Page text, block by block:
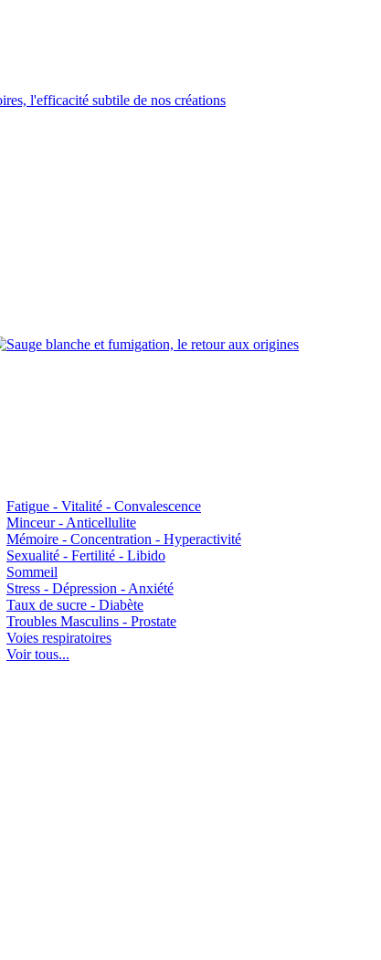
Fatigue - Vitalité - Convalescence
Minceur - Anticellulite
Mémoire - Concentration - Hyperactivité
Sexualité - Fertilité - Libido
Sommeil
Stress - Dépression - Anxiété
Taux de sucre - Diabète
Troubles Masculins - Prostate
Voies respiratoires
Voir tous...